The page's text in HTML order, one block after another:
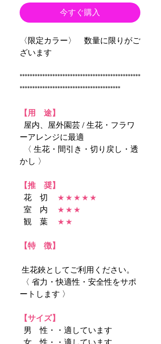
今すぐ購入
〈限定カラー〉 数量に限りがご
ざいます
************************************************
****************************************
【用 途】
屋内、屋外園芸 / 生花・フラワ
ーアレンジに最適
〈 生花・間引き・切り戻し・透
かし 〉
【推 奨】
花 切 ★ ★ ★ ★ ★
室 内 ★ ★ ★
観 葉 ★ ★
【特 徴】
生花鋏としてご利用ください。
〈 省力・快適性・安全性をサポ
ートします 〉
【サイズ】
男 性・・適しています
女 性・・適しています